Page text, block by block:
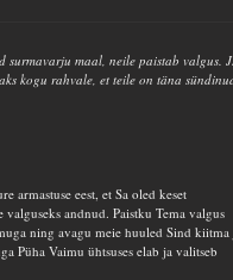
surmavarju maal, neile paistab valgus.
kogu rahvale, et teile on täna
armastuse eest, et Sa oled keset
andnud. Paistku Tema valgus
ning avagu meie huuled Sind kiitma
Püha Vaimu ühtsuses elab ja valitseb